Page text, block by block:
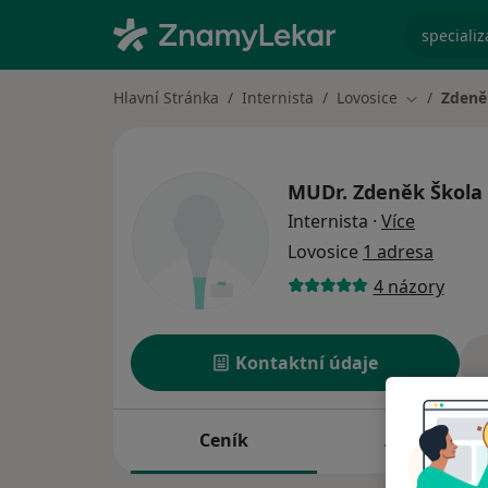
Hlavní Stránka Internista Lovosice Změna
MUDr. Zdeněk Škola
Internista · Více
Lovosice 1 adresa
4 názory
Kontaktní údaje
Ceník Adresy